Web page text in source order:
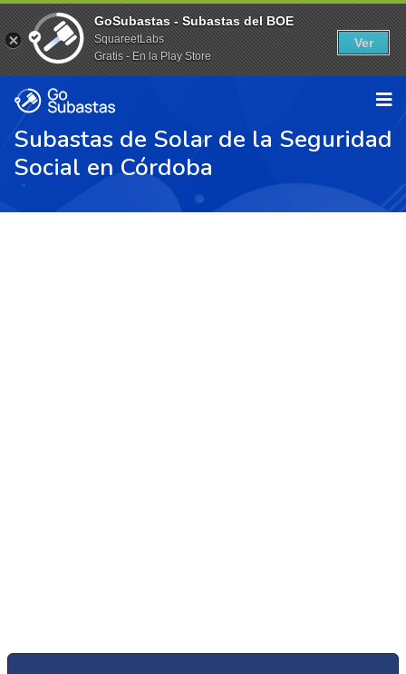
Subastas de Solar de la Seguridad
Social en Córdoba
GoSubastas - Subastas del BOE
SquareetLabs
Gratis - En la Play Store
Ver